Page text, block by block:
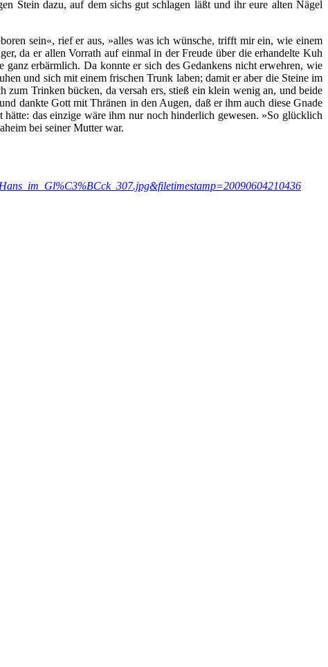
Stein dazu, auf dem sichs gut schlagen läßt und ihr eure alten Nägel
sein«, rief er aus, »alles was ich wünsche, trifft mir ein, wie einem
da er allen Vorrath auf einmal in der Freude über die erhandelte Kuh
erbärmlich. Da konnte er sich des Gedankens nicht erwehren, wie
und sich mit einem frischen Trunk laben; damit er aber die Steine im
zum Trinken bücken, da versah ers, stieß ein klein wenig an, und beide
dankte Gott mit Thränen in den Augen, daß er ihm auch diese Gnade
das einzige wäre ihm nur noch hinderlich gewesen. »So glücklich
bei seiner Mutter war.